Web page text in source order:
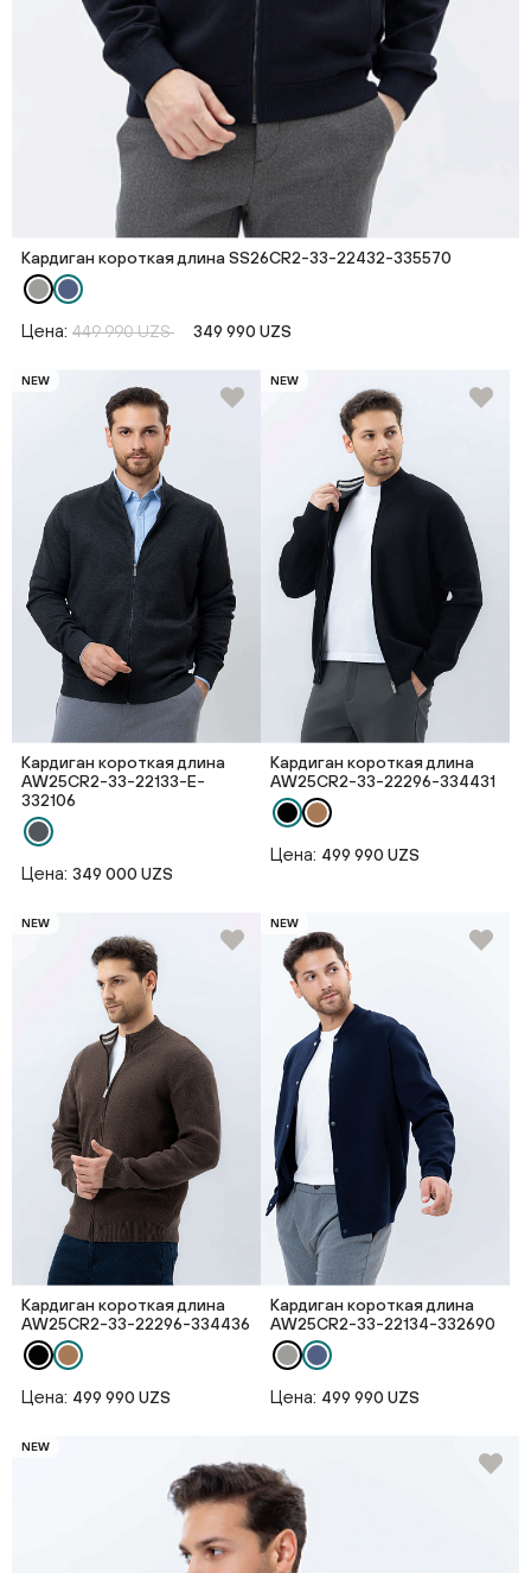
Кардиган короткая длина SS26CR2-33-22432-335570
Цена: 449 990 UZS 349 990 UZS
NEW
Кардиган короткая длина
AW25CR2-33-22133-E-
332106
Цена: 349 000 UZS
NEW
Кардиган короткая длина
AW25CR2-33-22296-334431
Цена: 499 990 UZS
NEW
Кардиган короткая длина
AW25CR2-33-22296-334436
Цена: 499 990 UZS
NEW
Кардиган короткая длина
AW25CR2-33-22134-332690
Цена: 499 990 UZS
NEW